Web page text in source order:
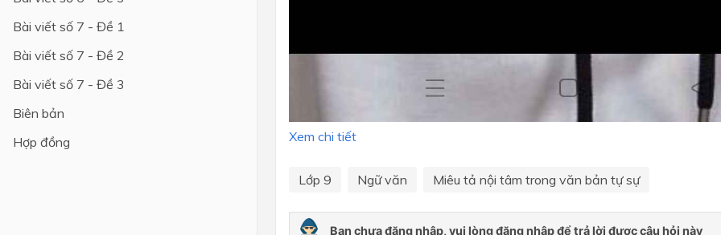
Bài viết số 7 - Đề 1
Bài viết số 7 - Đề 2
Bài viết số 7 - Đề 3
Biên bản
Hợp đồng
Xem chi tiết
Lớp 9 Ngữ văn Miêu tả nội tâm trong văn bản tự sự